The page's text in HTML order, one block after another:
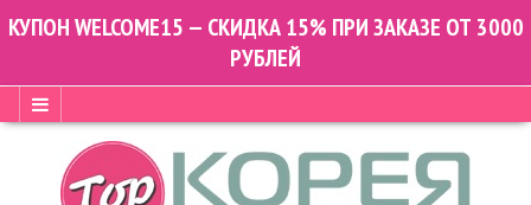
КУПОН WELCOME15 — СКИДКА 15% ПРИ ЗАКАЗЕ ОТ 3000
РУБЛЕЙ